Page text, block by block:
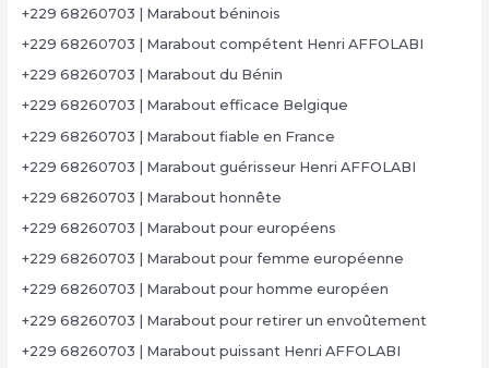
+229 68260703 | Marabout béninois
+229 68260703 | Marabout compétent Henri AFFOLABI
+229 68260703 | Marabout du Bénin
+229 68260703 | Marabout efficace Belgique
+229 68260703 | Marabout fiable en France
+229 68260703 | Marabout guérisseur Henri AFFOLABI
+229 68260703 | Marabout honnête
+229 68260703 | Marabout pour européens
+229 68260703 | Marabout pour femme européenne
+229 68260703 | Marabout pour homme européen
+229 68260703 | Marabout pour retirer un envoûtement
+229 68260703 | Marabout puissant Henri AFFOLABI